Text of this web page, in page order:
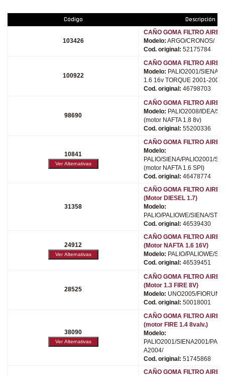
Código Descripción
103426
CAÑO GOMA FILTRO AIRE
Modelo: ARGO/CRONOS/
Cod. original: 52175784
100922
CAÑO GOMA FILTRO AIRE
Modelo: PALIO2001/
1.6 16v TORQUE 2001-2002)
Cod. original: 46798703
98690
CAÑO GOMA FILTRO AIRE
Modelo: PALIO2008/IDEA/
(motor NAFTA 1.8 8v)
Cod. original: 55200336
10841
CAÑO GOMA FILTRO AIRE
Modelo:
PALIO/SIENA/PALIO2001/
(motor NAFTA 1.6 SPI)
Cod. original: 46478774
31358
CAÑO GOMA FILTRO AIRE
(Motor DIESEL 1.7)
Modelo:
PALIO/PALIOWE/SIENA/
Cod. original: 46539430
24912
CAÑO GOMA FILTRO AIRE
(Motor NAFTA 1.6 16V)
Modelo: PALIO/PALIOWE/
Cod. original: 46539451
28525
CAÑO GOMA FILTRO AIRE
(Motor 1.3 FIRE 8V)
Modelo: UNO2005/
Cod. original: 50018001
38090
CAÑO GOMA FILTRO AIRE
(motor FIRE 1.4 8valv.)
Modelo:
PALIO2001/SIENA2001/
A2004/
Cod. original: 51745868
CAÑO GOMA FILTRO AIRE